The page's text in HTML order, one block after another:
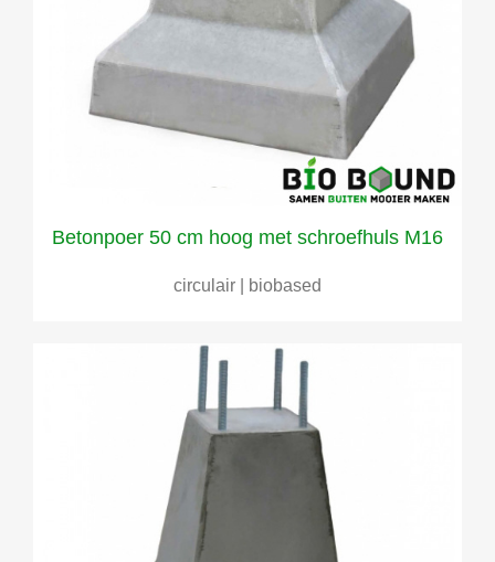
Betonpoer 50 cm hoog met schroefhuls M16
circulair | biobased